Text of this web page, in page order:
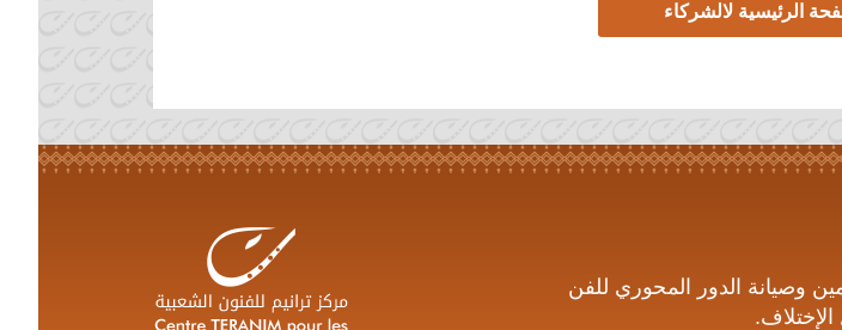
الرئيسية لالشركاء
وصيانة الدور المحوري للفن